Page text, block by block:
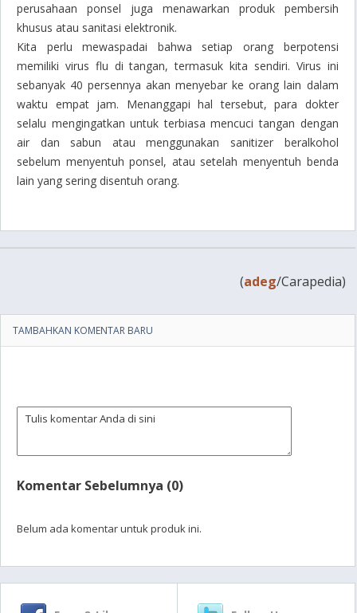
perusahaan ponsel juga menawarkan produk pembersih
khusus atau sanitasi elektronik.
Kita perlu mewaspadai bahwa setiap orang berpotensi
memiliki virus flu di tangan, termasuk kita sendiri. Virus ini
sebanyak 40 persennya akan menyebar ke orang lain dalam
waktu empat jam. Menanggapi hal tersebut, para dokter
selalu mengingatkan untuk terbiasa mencuci tangan dengan
air dan sabun atau menggunakan sanitizerberalkohol
sebelum menyentuh ponsel, atau setelah menyentuh benda
lain yang sering disentuh orang.
(adeg/Carapedia)
TAMBAHKAN KOMENTAR BARU
Komentar Sebelumnya (0)
Belum ada komentar untuk produk ini.